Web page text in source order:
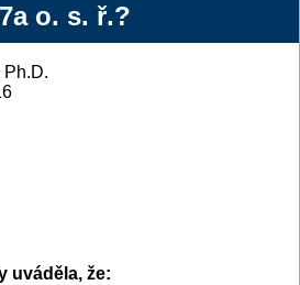
o. s. ř.?
Ph.D.
uváděla, že: